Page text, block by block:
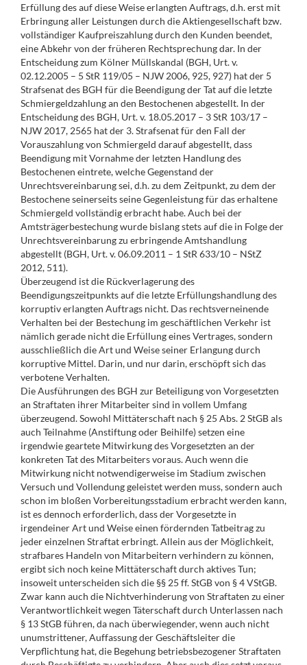
Erfüllung des auf diese Weise erlangten Auftrags, d.h. erst mit
Erbringung aller Leistungen durch die Aktiengesellschaft bzw.
vollständiger Kaufpreiszahlung durch den Kunden beendet,
eine Abkehr von der früheren Rechtsprechung dar. In der
Entscheidung zum Kölner Müllskandal (BGH, Urt. v.
02.12.2005 – 5 StR 119/05 – NJW 2006, 925, 927) hat der 5
Strafsenat des BGH für die Beendigung der Tat auf die letzte
Schmiergeldzahlung an den Bestochenen abgestellt. In der
Entscheidung des BGH, Urt. v. 18.05.2017 – 3 StR 103/17 –
NJW 2017, 2565 hat der 3. Strafsenat für den Fall der
Vorauszahlung von Schmiergeld darauf abgestellt, dass
Beendigung mit Vornahme der letzten Handlung des
Bestochenen eintrete, welche Gegenstand der
Unrechtsvereinbarung sei, d.h. zu dem Zeitpunkt, zu dem der
Bestochene seinerseits seine Gegenleistung für das erhaltene
Schmiergeld vollständig erbracht habe. Auch bei der
Amtsträgerbestechung wurde bislang stets auf die in Folge der
Unrechtsvereinbarung zu erbringende Amtshandlung
abgestellt (BGH, Urt. v. 06.09.2011 – 1 StR 633/10 – NStZ
2012, 511).
Überzeugend ist die Rückverlagerung des
Beendigungszeitpunkts auf die letzte Erfüllungshandlung des
korruptiv erlangten Auftrags nicht. Das rechtsverneinende
Verhalten bei der Bestechung im geschäftlichen Verkehr ist
nämlich gerade nicht die Erfüllung eines Vertrages, sondern
ausschließlich die Art und Weise seiner Erlangung durch
korruptive Mittel. Darin, und nur darin, erschöpft sich das
verbotene Verhalten.
Die Ausführungen des BGH zur Beteiligung von Vorgesetzten
an Straftaten ihrer Mitarbeiter sind in vollem Umfang
überzeugend. Sowohl Mittäterschaft nach § 25 Abs. 2 StGB als
auch Teilnahme (Anstiftung oder Beihilfe) setzen eine
irgendwie geartete Mitwirkung des Vorgesetzten an der
konkreten Tat des Mitarbeiters voraus. Auch wenn die
Mitwirkung nicht notwendigerweise im Stadium zwischen
Versuch und Vollendung geleistet werden muss, sondern auch
schon im bloßen Vorbereitungsstadium erbracht werden kann,
ist es dennoch erforderlich, dass der Vorgesetzte in
irgendeiner Art und Weise einen fördernden Tatbeitrag zu
jeder einzelnen Straftat erbringt. Allein aus der Möglichkeit,
strafbares Handeln von Mitarbeitern verhindern zu können,
ergibt sich noch keine Mittäterschaft durch aktives Tun;
insoweit unterscheiden sich die §§ 25 ff. StGB von § 4 VStGB.
Zwar kann auch die Nichtverhinderung von Straftaten zu einer
Verantwortlichkeit wegen Täterschaft durch Unterlassen nach
§ 13 StGB führen, da nach überwiegender, wenn auch nicht
unumstrittener, Auffassung der Geschäftsleiter die
Verpflichtung hat, die Begehung betriebsbezogener Straftaten